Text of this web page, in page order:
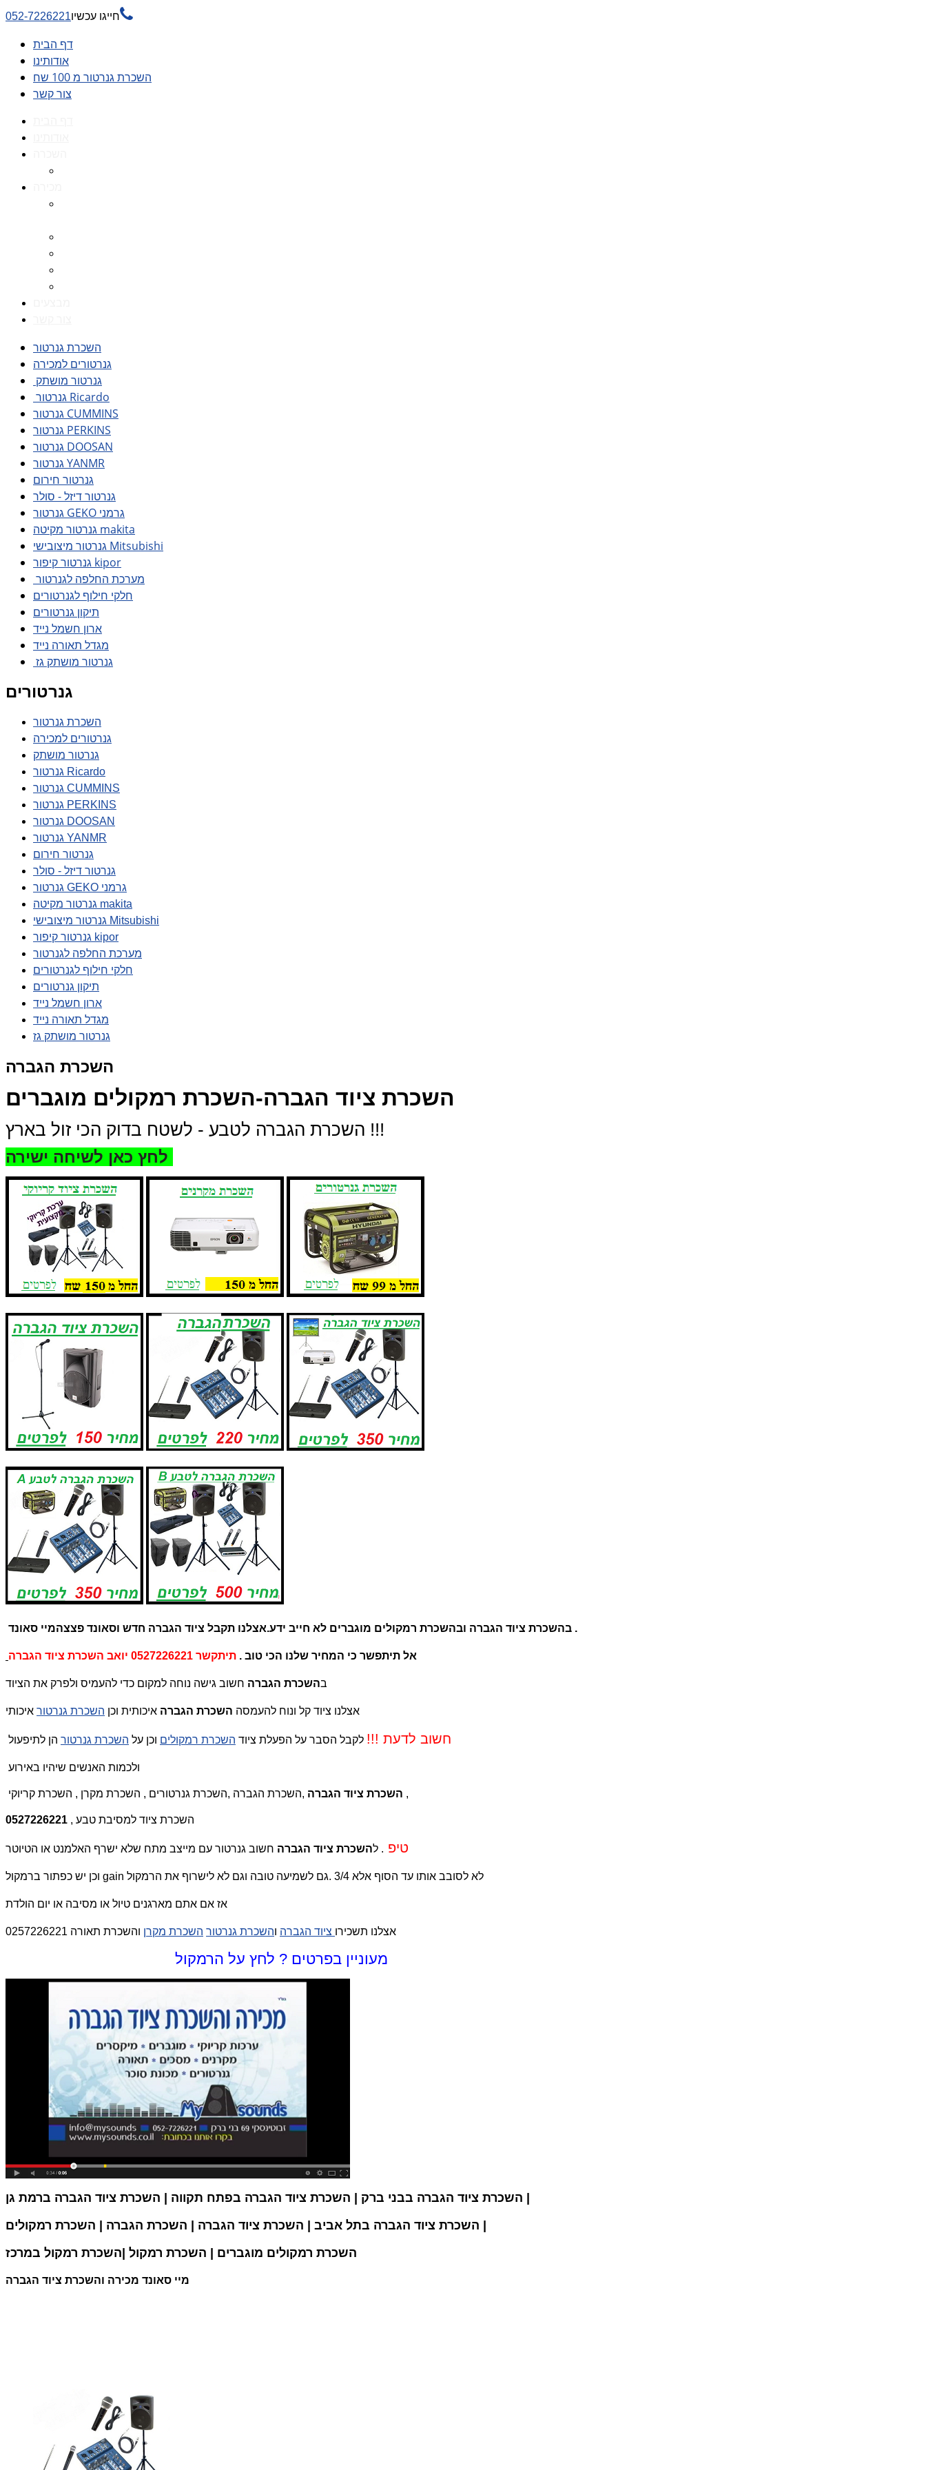
חייגו עכשיו052-7226221 
דף הבית
אודותינו
השכרת גנרטור מ 100 שח
צור קשר
השכרת גנרטור
גנרטורים למכירה
גנרטור מושתק
גנרטור Ricardo
גנרטור CUMMINS
גנרטור PERKINS
גנרטור DOOSAN
גנרטור YANMR
גנרטור חירום
גנרטור דיזל - סולר
גנרטור GEKO גרמני
גנרטור מקיטה makita
גנרטור מיצובישי Mitsubishi
גנרטור קיפור kipor
מערכת החלפה לגנרטור
חלקי חילוף לגנרטורים
תיקון גנרטורים
ארון חשמל נייד
מגדל תאורה נייד
גנרטור מושתק גז
גנרטורים
השכרת גנרטור
גנרטורים למכירה
גנרטור מושתק
גנרטור Ricardo
גנרטור CUMMINS
גנרטור PERKINS
גנרטור DOOSAN
גנרטור YANMR
גנרטור חירום
גנרטור דיזל - סולר
גנרטור GEKO גרמני
גנרטור מקיטה makita
גנרטור מיצובישי Mitsubishi
גנרטור קיפור kipor
מערכת החלפה לגנרטור
חלקי חילוף לגנרטורים
תיקון גנרטורים
ארון חשמל נייד
מגדל תאורה נייד
גנרטור מושתק גז
השכרת הגברה
השכרת ציוד הגברה-השכרת רמקולים מוגברים
השכרת הגברה לטבע - לשטח בדוק הכי זול בארץ !!!
לחץ כאן לשיחה ישירה
מיי סאונד בהשכרת ציוד הגברה ובהשכרת רמקולים מוגברים לא חייב ידע .אצלנו תקבל ציוד הגברה חדש וסאונד פצצה .
אל תיתפשר כי המחיר שלנו הכי טוב .
בהשכרת הגברה
אצלנו ציוד קל ונוח להעמסה השכרת הגברה איכותית וכן השכרת גנרטור
חשוב לדעת !!! לקבל הסבר על הפעלת ציוד השכרת רמקולים וכן על השכרת גנרטור הן לתיפעול
ולכמות האנשים שיהיו באירוע
השכרת ציוד הגברה ,השכרת הגברה ,השכרת גנרטורים , השכרת מקרן , השכרת קריוקי ,
השכרת ציוד למסיבת טבע , 0527226221
טיפ . להשכרת ציוד הגברה
אצלנו תשכירו ציוד הגברה והשכרת גנרטור השכרת מקרן והשכרת תאורה 0257226221
השכרת ציוד הגברה בבני ברק | השכרת ציוד הגברה בפתח תקווה | השכרת ציוד הגברה ברמת גן |
השכרת ציוד הגברה בתל אביב | השכרת ציוד הגברה | השכרת הגברה | השכרת רמקולים |
השכרת רמקולים מוגברים | השכרת רמקול |השכרת רמקול במרכז